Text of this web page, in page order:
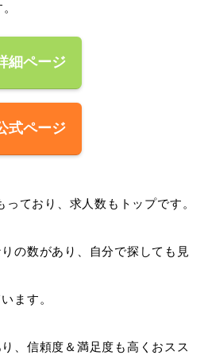
細ページ
式ページ
ており、求人数もトップです。
の数があり、自分で探しても見
ます。
、信頼度＆満足度も高くおスス